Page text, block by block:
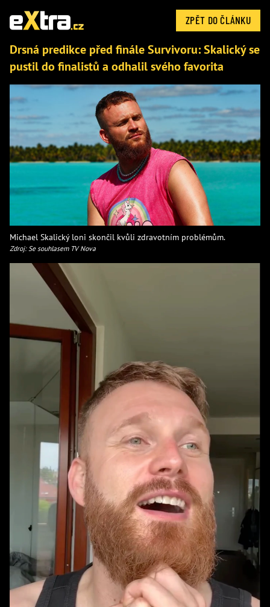
ZPĚT DO ČLÁNKU
Drsná predikce před finále Survivoru: Skalický se
pustil do finalistů a odhalil svého favorita
Michael Skalický loni skončil kvůli zdravotním problémům.
Zdroj: Se souhlasem TV Nova